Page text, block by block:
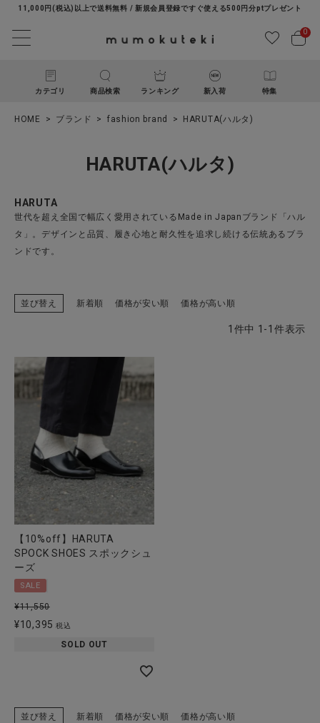
11,000円(税込)以上で送料無料 / 新規会員登録ですぐ使える500円分ptプレゼント
0
カテゴリ 商品検索 ランキング 新入荷 特集
ACCOUNT MENU
ようこそ ゲスト 様
CATEGORY
ファッション雑貨
生活雑貨
食品
特集
HOME ブランド fashion brand HARUTA(ハルタ)
HARUTA(ハルタ)
HARUTA
世代を超え全国で幅広く愛用されているMade in Japanブランド「ハル
タ」。デザインと品質、履き心地と耐久性を追求し続ける伝統あるブラ
ンドです。
並び替え 新着順 価格が安い順 価格が高い順
1 件中 1 -1 件表示
【10%off】HARUTA
SPOCK SHOES スポックシュ
ーズ
SALE
¥11,550
¥10,395 税込
SOLD OUT
並び替え 新着順 価格が安い順 価格が高い順